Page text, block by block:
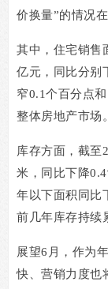
价换量”的情况
其中，住宅销售
亿元，同比分别
窄0.1个百分点和
整体房地产市场。
库存方面，截至
米，同比下降
年以下面积同比
前几年库存持续
展望6 月，作为
快、营销力度也